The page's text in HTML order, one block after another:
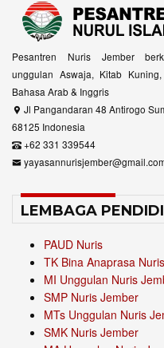
Pesantren Nuris Jember
unggulan Aswaja, Kitab
Bahasa Arab & Inggris
Jl Pangandaran 48 Antirogo
68125 Indonesia
+62 331 339544
LEMBAGA
PAUD Nuris
TK Bina Anaprasa Nuris
MI Unggulan Nuris
SMP Nuris Jember
MTs Unggulan Nuris
SMK Nuris Jember